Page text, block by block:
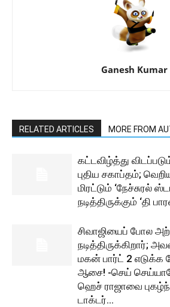
Ganesh Kumar
RELATED ARTICLES MORE FROM
கட்டவிழ்த்து
புதிய சகாப்தம்;
மிரட்டும் ‘நேச்சுரல்
நடித்திருக்கும் ‘தி
சிவாஜியைப் போல
நடித்திருக்கிறார்;
மகன் பார்ட் 2
ஆசை! -செய்
ஹெச் ராஜாவை
டாக்டர்...